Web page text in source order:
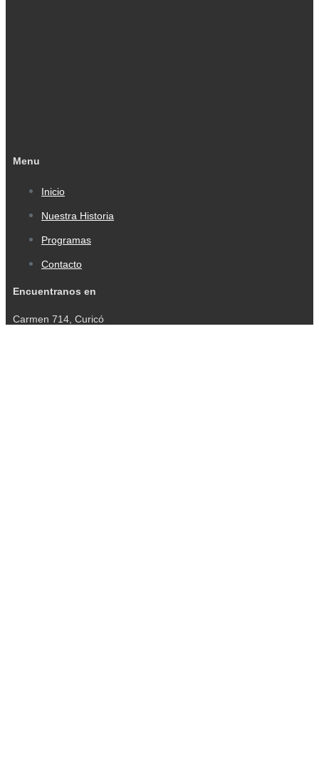
Menu
Inicio
Nuestra Historia
Programas
Contacto
Encuentranos en
Carmen 714, Curicó